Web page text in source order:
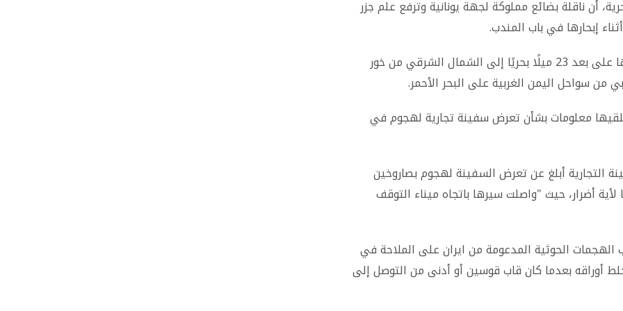
أن ناقلة بضائع مملوكة لجهة يونانية وترفع علم جزر
إبحارها في باب المندب.
وقالت أمبري، إن الناقلة رصدت مقذوفًا بالقرب منها على بعد 23 ميلًا بحريًا إلى الشمال الشرقي من خور
تلقيها معلومات بشأن تعرض سفينة تجارية لهجوم في
التجارية أبلغ عن تعرض السفينة لهجوم بصاروخين
أضرار، حيث "واصلت سيرها باتجاه ميناء التوقف
الحوثية المدعومة من ايران على الملاحة في
أوراقه بعدما كان قاب قوسين أو أدنى من التوصل إلى